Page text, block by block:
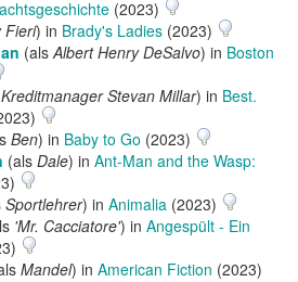
(2023)
Fieri) in Brady's Ladies (2023)
(alsAlbert Henry DeSalvo) in Boston
Kreditmanager Stevan Millar) in Best.
Ben) in Baby to Go (2023)
(als Dale) in Ant-Man and the Wasp:
Sportlehrer) in Animalia (2023)
'Mr. Cacciatore') in Angespült - Ein
Mandel) in American Fiction (2023)